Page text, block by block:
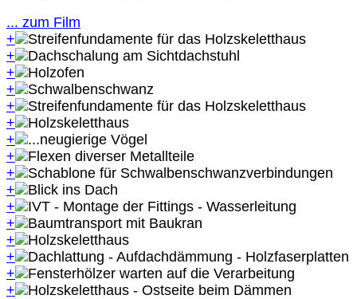
... zum Film
+
+
+
+
+
+
+
+
+
+
+
+
+
+
+
+